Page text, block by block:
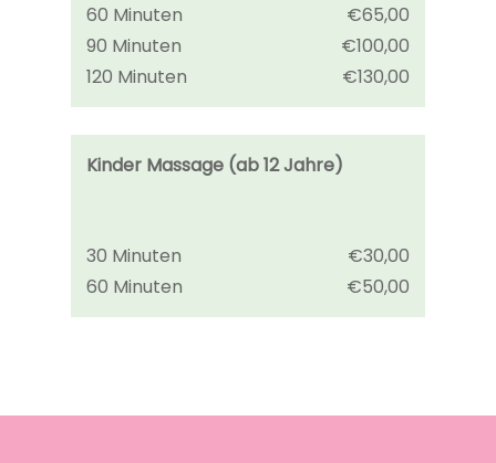
60 Minuten
€65,00
90 Minuten
€100,00
120 Minuten
€130,00
Kinder Massage (ab 12 Jahre)
30 Minuten
€30,00
60 Minuten
€50,00